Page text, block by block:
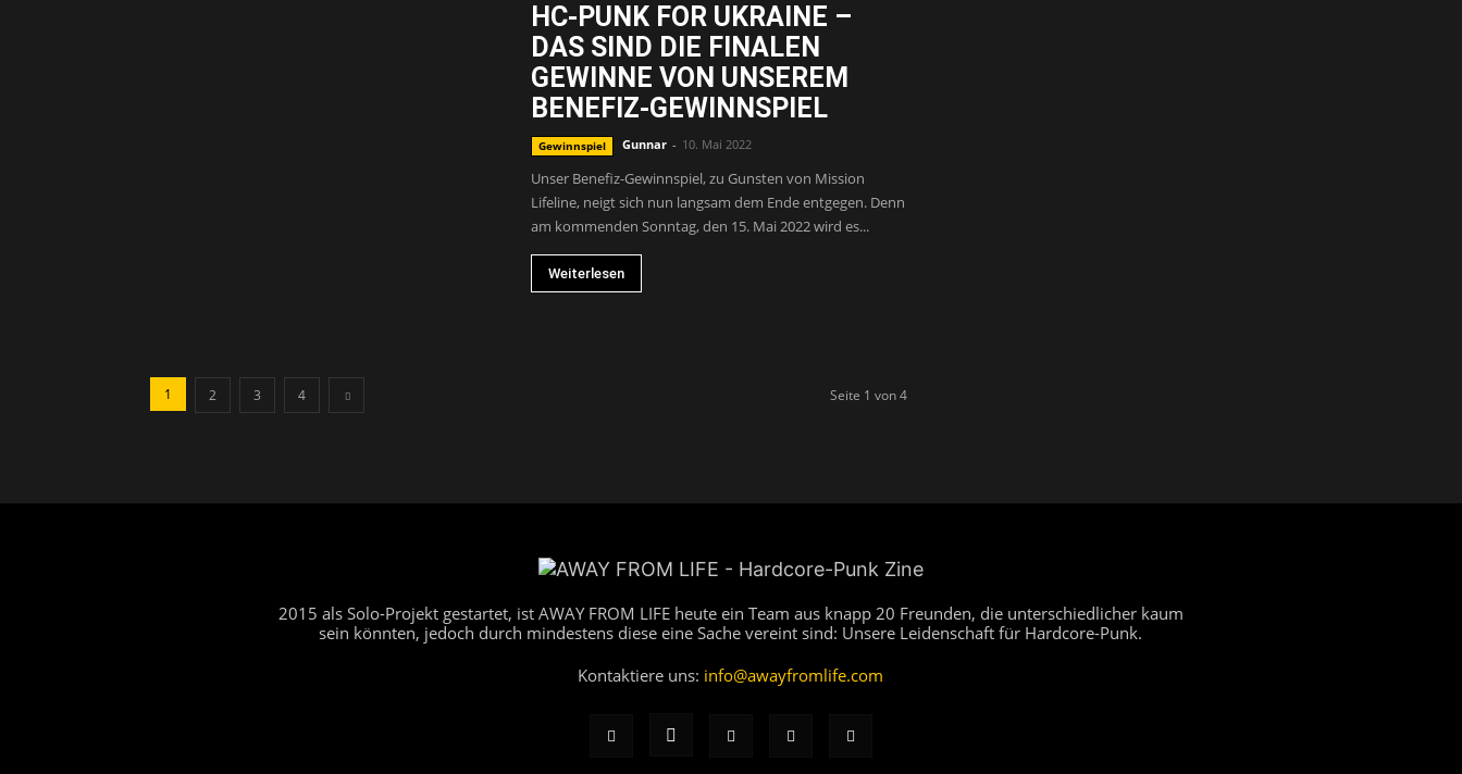
HC-PUNK FOR UKRAINE –
DAS SIND DIE FINALEN
GEWINNE VON UNSEREM
BENEFIZ-GEWINNSPIEL
Gewinnspiel Gunnar - 10. Mai 2022
Unser Benefiz-Gewinnspiel, zu Gunsten von Mission
Lifeline, neigt sich nun langsam dem Ende entgegen. Denn
am kommenden Sonntag, den 15. Mai 2022 wird es...
Weiterlesen
1 2 3 4 Seite 1 von 4
2015 als Solo-Projekt gestartet, ist AWAY FROM LIFE heute ein Team aus knapp 20 Freunden, die unterschiedlicher kaum
sein könnten, jedoch durch mindestens diese eine Sache vereint sind: Unsere Leidenschaft für Hardcore-Punk.
Kontaktiere uns: info@awayfromlife.com